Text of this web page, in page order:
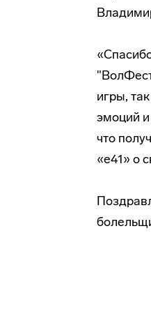
игры,
эмоций
что
«е41» о